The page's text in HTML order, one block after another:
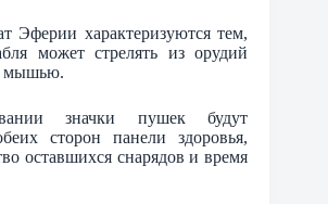
Эферии характеризуются тем,
может стрелять из орудий
мышью.
значки пушек будут
сторон панели здоровья,
оставшихся снарядов и время